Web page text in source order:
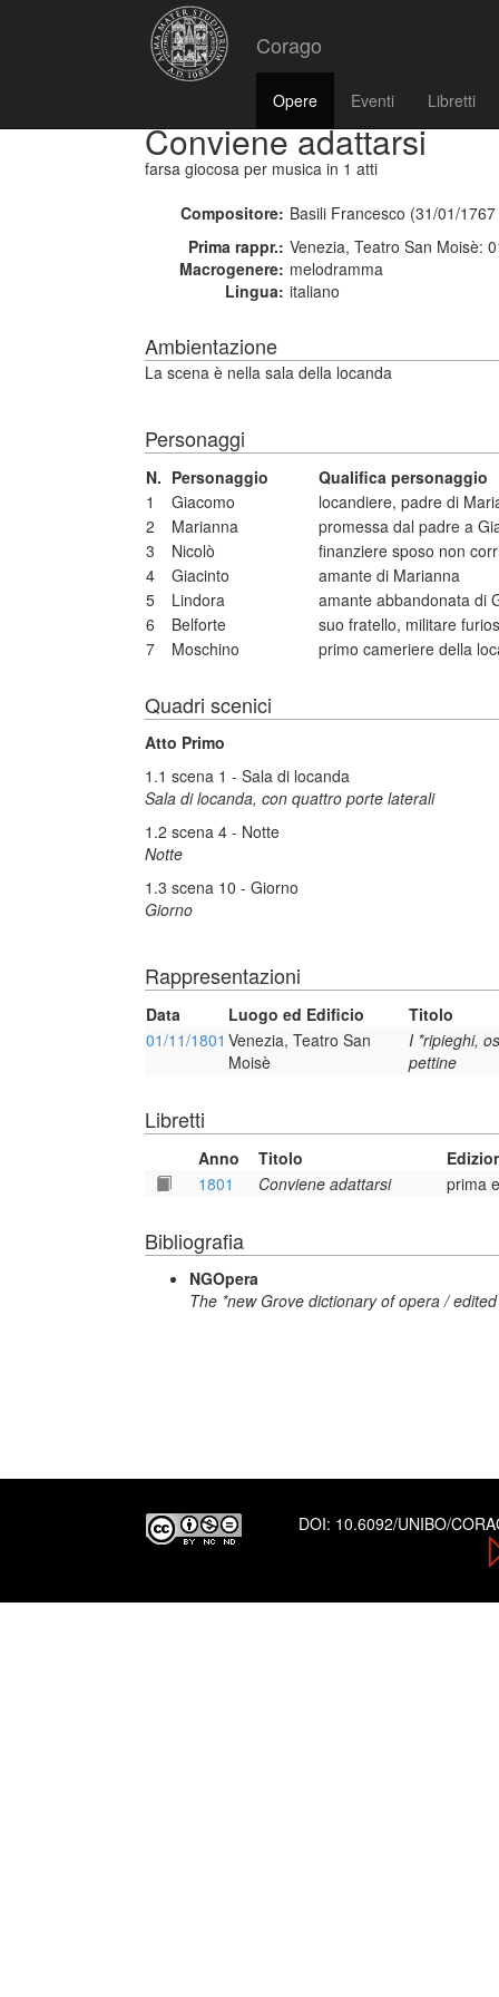
Corago
Opere Eventi Libretti
Conviene adattarsi
farsa giocosa per musica in 1 atti
Compositore: Basili Francesco (31/01/
Prima rappr.: Venezia, Teatro San Moisè:
Macrogenere: melodramma
Lingua: italiano
Ambientazione
La scena è nella sala della locanda
Personaggi
N. Personaggio
Qualifica personaggio
1
Giacomo
locandiere, padre di
2
Marianna
promessa dal padre a
3
Nicolò
finanziere sposo non
4
Giacinto
amante di Marianna
5
Lindora
amante abbandonata di
6
Belforte
suo fratello, militare
7
Moschino primo cameriere della
Quadri scenici
Atto Primo
1.1 scena 1 - Sala di locanda
Sala di locanda, con quattro porte laterali
1.2 scena 4 - Notte
Notte
1.3 scena 10 - Giorno
Giorno
Rappresentazioni
Data Luogo ed Edificio
Titolo
01/11/1801 Venezia, Teatro San
Moisè
I *ripieghi,
pettine
Libretti
Anno Titolo
1801
Conviene adattarsi prima
Bibliografia
NGOpera
The *new Grove dictionary of opera /
DOI: 10.6092/UNIBO/